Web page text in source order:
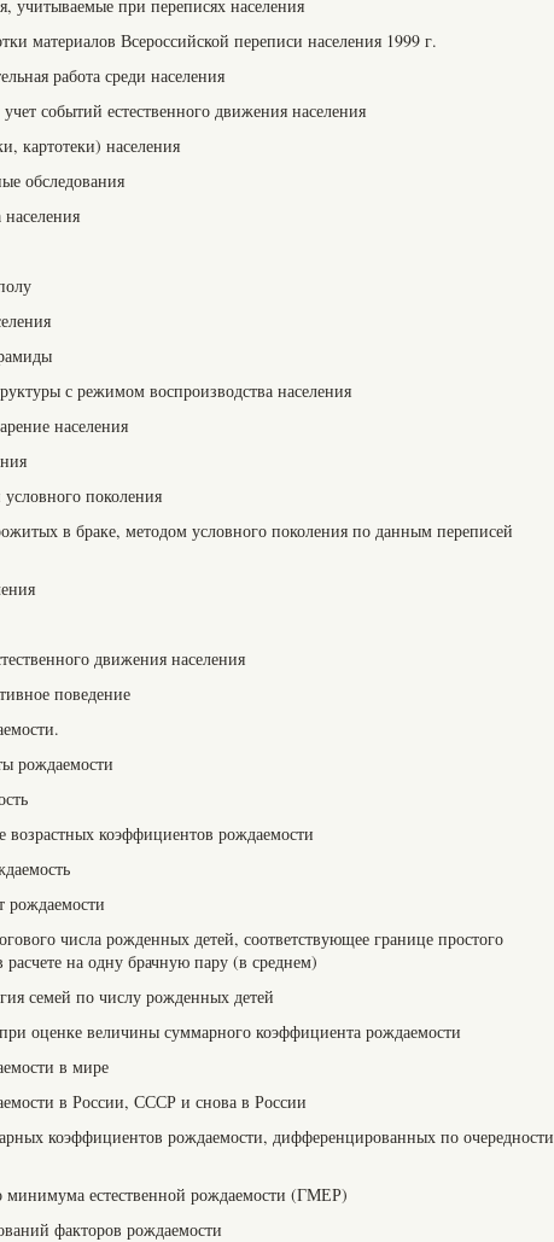
учитываемые при переписях населения
материалов Всероссийской переписи населения 1999 г.
работа среди населения
событий естественного движения населения
картотеки) населения
обследования
с режимом воспроизводства населения
населения
поколения
в браке, методом условного поколения по данным переписей
движения населения
поведение
рождаемости
возрастных коэффициентов рождаемости
числа рожденных детей, соответствующее границе простого
расчете на одну брачную пару (в среднем)
семей по числу рожденных детей
оценке величины суммарного коэффициента рождаемости
в мире
в России, СССР и снова в России
коэффициентов рождаемости, дифференцированных по очередности
минимума естественной рождаемости (ГМЕР)
факторов рождаемости